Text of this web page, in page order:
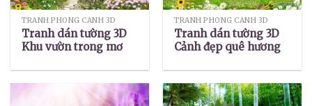
TRANH PHONG CẢNH 3D
Tranh dán tường 3D
Khu vườn trong mơ
TRANH PHONG CẢNH 3D
Tranh dán tường 3D
Cảnh đẹp quê hương